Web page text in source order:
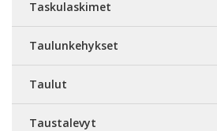
Taskulaskimet
Taulunkehykset
Taulut
Taustalevyt